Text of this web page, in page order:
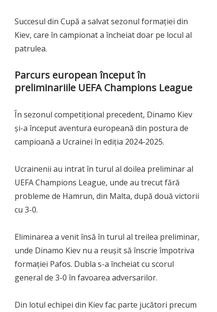
Succesul din Cupă a salvat sezonul formației din
Kiev, care în campionat a încheiat doar pe locul al
patrulea.
Parcurs european început în
preliminariile UEFA Champions League
În sezonul competițional precedent, Dinamo Kiev
și-a început aventura europeană din postura de
campioană a Ucrainei în ediția 2024-2025.
Ucrainenii au intrat în turul al doilea preliminar al
UEFA Champions League, unde au trecut fără
probleme de Hamrun, din Malta, după două victorii
cu 3-0.
Eliminarea a venit însă în turul al treilea preliminar,
unde Dinamo Kiev nu a reușit să înscrie împotriva
formației Pafos. Dubla s-a încheiat cu scorul
general de 3-0 în favoarea adversarilor.
Din lotul echipei din Kiev fac parte jucători precum